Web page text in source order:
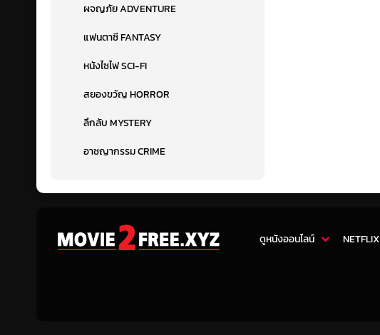
ผจญภัย ADVENTURE
แฟนตาซี FANTASY
หนังไซไฟ SCI-FI
สยองขวัญ HORROR
ลึกลับ MYSTERY
อาชญากรรม CRIME
ดูหนังออนไลน์ NETFLIX